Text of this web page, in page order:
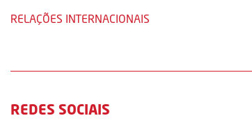
RELAÇÕES INTERNACIONAIS
REDES SOCIAIS